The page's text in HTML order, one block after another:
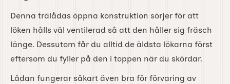
Denna trälådas öppna konstruktion sörjer för att
löken hålls väl ventilerad så att den håller sig fräsch
länge. Dessutom får du alltid de äldsta lökarna först
eftersom du fyller på den i toppen när du skördar.
Lådan fungerar såkart även bra för förvaring av